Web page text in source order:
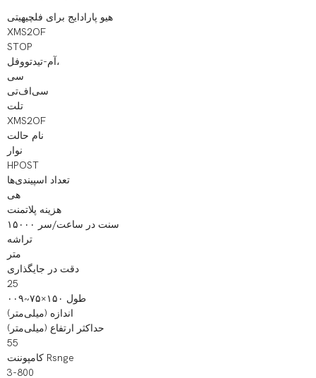
هیو پارادایج برای فلچیهیتی
XMS2OF
STOP
آم-تیدتووفل،
سی
سی‌اف‌تی
تلت
XMS2OF
نام حالت
نوار
HPOST
تعداد اسپیندی‌ها
هی
هزینه پلاتمنت
۱۵۰۰۰ سنت در ساعت/سر
تراشه
متر
دقت در جایگذاری
25
۰۰۹~طول ۱۵۰×۷۵
اندازه (میلی‌متر)
حداکثر ارتفاع (میلی‌متر)
55
کامپوننت Rsnge
3-800